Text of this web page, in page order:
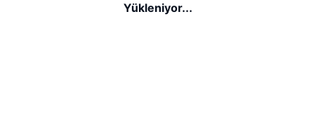
Yükleniyor...